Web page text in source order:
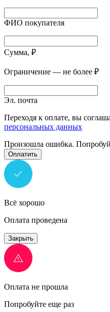
ФИО покупателя
Сумма, ₽
Ограничение — не более ₽
Эл. почта
Переходя к оплате, вы
персональных данных
Произошла ошибка.
Оплатить
Всё хорошо
Оплата проведена
Закрыть
Оплата не прошла
Попробуйте еще раз